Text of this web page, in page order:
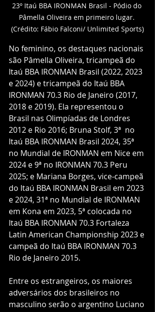
23º Itaú BBA IRONMAN Brasil - Pódio do
Pâmella Oliveira em primeiro lugar.
(Crédito: Fábio Falconi/ Unlimited Sports)
No feminino, os destaques nacionais
são Pâmella Oliveira, tricampeã do
Itaú BBA IRONMAN Brasil (2022, 2023
e 2024) e tricampeã do Itaú BBA
IRONMAN 70.3 Rio de Janeiro (2017,
2018 e 2019). Ela representou o
Brasil nas Olimpíadas de Londres
2012 e Rio 2016; Bruna Stolf, 3ª  no
Itaú BBA IRONMAN Brasil 2024, 35ª
no Mundial de IRONMAN em Nice em
2024 e 9ª no IRONMAN 70.3 Peru
2025; e Mariana Borges, vice-campeã
do Itaú BBA IRONMAN Brasil em 2023
e 2024, 31ª no Mundial de IRONMAN
em Kona em 2023, 5ª colocada no
Itaú BBA IRONMAN 70.3 Fortaleza
Latin American Championship 2023 e
campeã do Itaú BBA IRONMAN 70.3
Rio de Janeiro 2015.
Entre os estrangeiros, os maiores
adversários dos brasileiros no
masculino serão o argentino Luciano